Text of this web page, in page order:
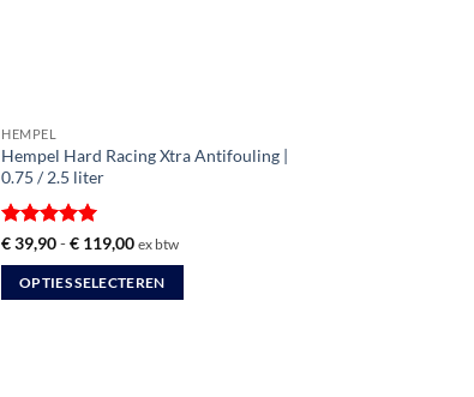
HEMPEL
Hempel Hard Racing Xtra Antifouling |
0.75 / 2.5 liter
Gewaardeerd
€39,90-€ 119,00Prijsklasse:
tot
€ 119,00
ex btw
OPTIES SELECTEREN